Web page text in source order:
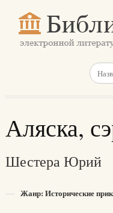
Аляска,
Шестера Юрий
Жанр: Исторические